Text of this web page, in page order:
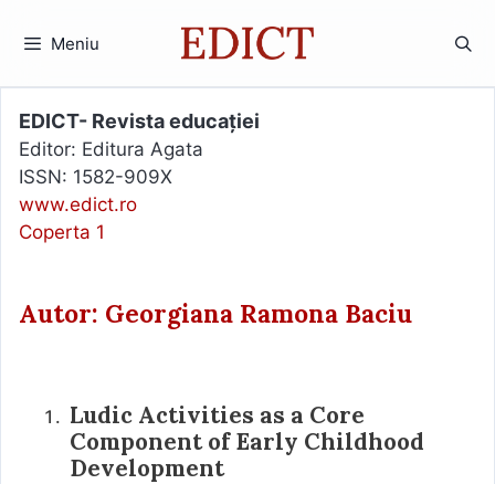
Meniu
EDICT- Revista educației
Editor: Editura Agata
ISSN: 1582-909X
www.edict.ro
Coperta 1
Autor: Georgiana Ramona Baciu
Ludic Activities as a Core
Component of Early Childhood
Development